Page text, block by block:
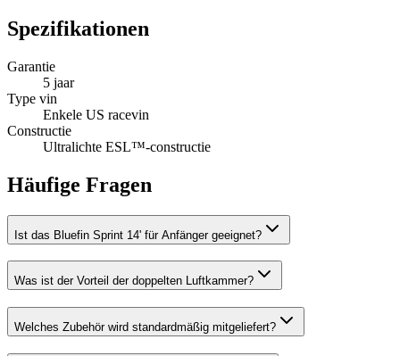
Spezifikationen
Garantie
5 jaar
Type vin
Enkele US racevin
Constructie
Ultralichte ESL™-constructie
Häufige Fragen
Ist das Bluefin Sprint 14' für Anfänger geeignet?
Was ist der Vorteil der doppelten Luftkammer?
Welches Zubehör wird standardmäßig mitgeliefert?